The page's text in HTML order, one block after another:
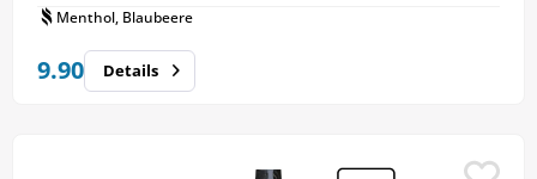
Menthol, Blaubeere
9.90 Details